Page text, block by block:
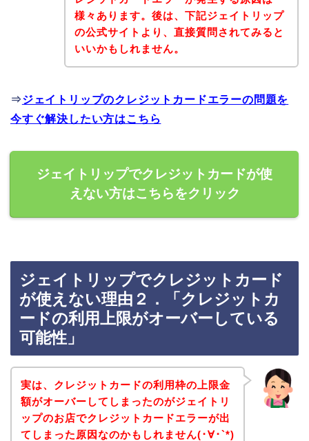
様々あります。後は、下記ジェイトリップ
の公式サイトより、直接質問されてみると
いいかもしれません。
⇒ジェイトリップのクレジットカードエラーの問題を
今すぐ解決したい方はこちら
ジェイトリップでクレジットカードが使
えない方はこちらをクリック
ジェイトリップでクレジットカード
が使えない理由２．「クレジットカ
ードの利用上限がオーバーしている
可能性」
実は、クレジットカードの利用枠の上限金
額がオーバーしてしまったのがジェイトリ
ップのお店でクレジットカードエラーが出
てしまった原因なのかもしれません(･∀･`*)